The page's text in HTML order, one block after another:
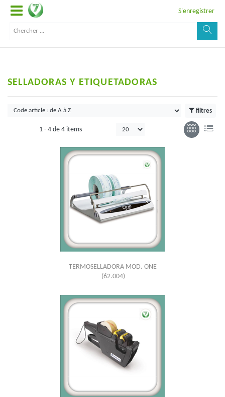
S'enregistrer
SELLADORAS Y ETIQUETADORAS
filtres
1 - 4 de 4 items
TERMOSELLADORA MOD. ONE
(62.004)